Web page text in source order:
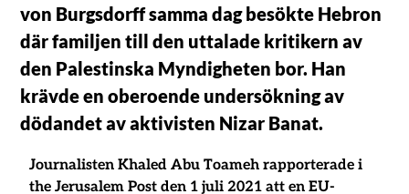
von Burgsdorff samma dag besökte Hebron
där familjen till den uttalade kritikern av
den Palestinska Myndigheten bor. Han
krävde en oberoende undersökning av
dödandet av aktivisten Nizar Banat.
Journalisten Khaled Abu Toameh rapporterade i
the Jerusalem Post den 1 juli 2021 att en EU-